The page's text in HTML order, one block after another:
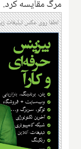
مرگ مقایسه کرد.
لطفا روی عکس تبلیغات